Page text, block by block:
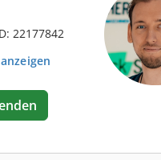
22177842